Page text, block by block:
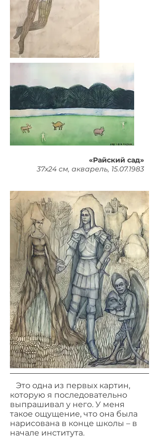
«Райский сад»
37х24 см, акварель, 15.07.1983
Это одна из первых картин,
которую я последовательно
выпрашивал у него. У меня
такое ощущение, что она была
нарисована в конце школы – в
начале института.